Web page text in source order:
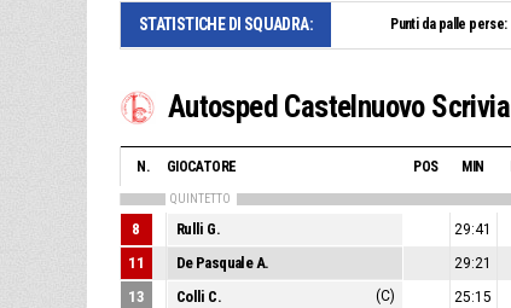
STATISTICHE DI SQUADRA: Punti da palle perse:
Autosped Castelnuovo Scrivia
N. GIOCATORE POS MIN
QUINTETTO
8 Rulli G. 29:41
11 De Pasquale A. 29:21
13 Colli C. (C) 25:15